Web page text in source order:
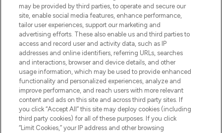
Produkten aus Haut- und Haarpflege
sowie Make-Up von über 200
renommierten Marken. Shoppe online
oder über die App mit kostenloser
Lieferung ab einem Einkaufswert von 30€.
Cookie-Einwilligung
Do Not Sell or Share My Personal
Information
HILFE & INFORMATION
may be provided by third parties, to operate and secure our
site, enable social media features, enhance performance,
tailor user experiences, support our marketing and
advertising efforts. These also enable us and third parties to
access and record user and activity data, such as IP
addresses and online identifiers, referring URLs, searches
and interactions, browser and device details, and other
usage information, which may be used to provide enhanced
functionality and personalized experiences, analyze and
improve performance, and reach users with more relevant
content and ads on this site and across third party sites. If
you click “Accept All” this site may deploy cookies (including
third party cookies) for all of these purposes. If you click
“Limit Cookies,” your IP address and other browsing